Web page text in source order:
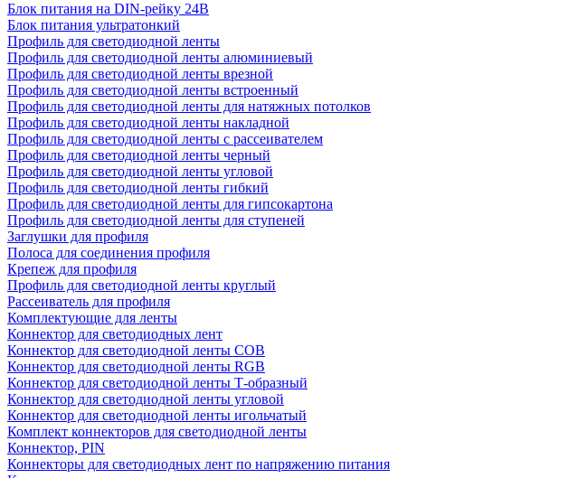
Блок питания на DIN-рейку 24В
Блок питания ультратонкий
Профиль для светодиодной ленты
Профиль для светодиодной ленты алюминиевый
Профиль для светодиодной ленты врезной
Профиль для светодиодной ленты встроенный
Профиль для светодиодной ленты для натяжных потолков
Профиль для светодиодной ленты накладной
Профиль для светодиодной ленты с рассеивателем
Профиль для светодиодной ленты черный
Профиль для светодиодной ленты угловой
Профиль для светодиодной ленты гибкий
Профиль для светодиодной ленты для гипсокартона
Профиль для светодиодной ленты для ступеней
Заглушки для профиля
Полоса для соединения профиля
Крепеж для профиля
Профиль для светодиодной ленты круглый
Рассеиватель для профиля
Комплектующие для ленты
Коннектор для светодиодных лент
Коннектор для светодиодной ленты COB
Коннектор для светодиодной ленты RGB
Коннектор для светодиодной ленты Т-образный
Коннектор для светодиодной ленты угловой
Коннектор для светодиодной ленты игольчатый
Комплект коннекторов для светодиодной ленты
Коннектор, PIN
Коннекторы для светодиодных лент по напряжению питания